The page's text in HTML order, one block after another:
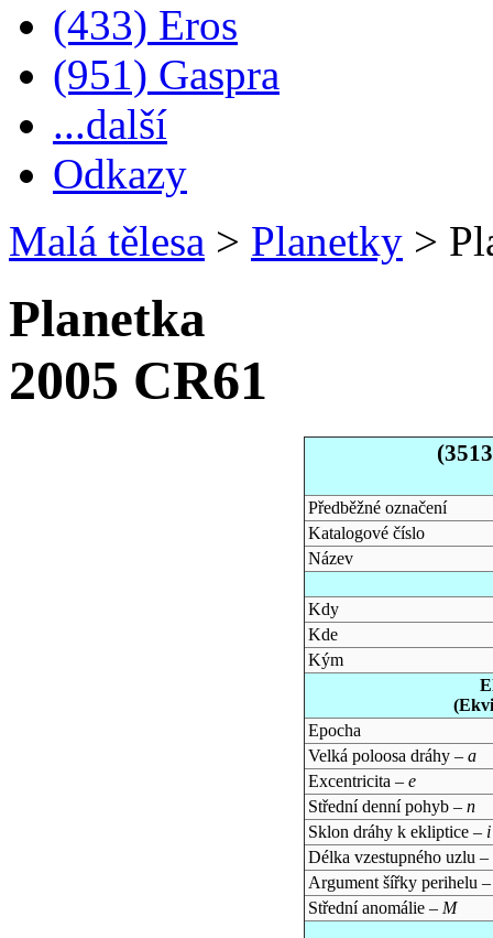
(433) Eros
(951) Gaspra
...další
Odkazy
Malá tělesa > Planetky >
Planetka
2005 CR61
Předběžné označení
Katalogové číslo
Název
Kdy
Kde
Kým
Epocha
Velká poloosa dráhy – a
Excentricita – e
Střední denní pohyb – n
Sklon dráhy k ekliptice – i
Délka vzestupného uzlu –
Argument šířky perihelu
Střední anomálie – M